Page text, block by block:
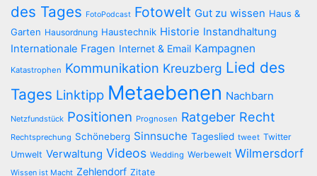
des Tages FotoPodcast Fotowelt Gut zu wissen Haus &
Garten Hausordnung Haustechnik Historie Instandhaltung
Internationale Fragen Internet & Email Kampagnen
Katastrophen Kommunikation Kreuzberg Lied des
Tages Linktipp Metaebenen Nachbarn
Netzfundstück Positionen Prognosen Ratgeber Recht
Rechtsprechung Schöneberg Sinnsuche Tageslied tweet Twitter
Umwelt Verwaltung Videos Wedding Werbewelt Wilmersdorf
Wissen ist Macht Zehlendorf Zitate